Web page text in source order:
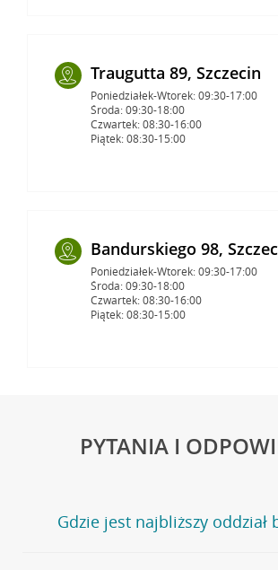
Traugutta 89, Szczecin
Poniedziałek-Wtorek: 09:30-17:00
Środa: 09:30-18:00
Czwartek: 08:30-16:00
Piątek: 08:30-15:00
Bandurskiego 98,
Poniedziałek-Wtorek: 09:30-17:00
Środa: 09:30-18:00
Czwartek: 08:30-16:00
Piątek: 08:30-15:00
PYTANIA I
Gdzie jest najbliższy oddział